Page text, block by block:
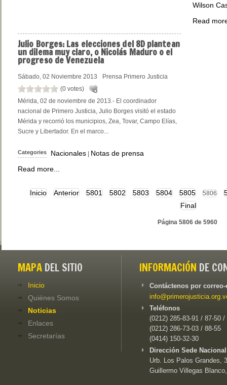
Wilson
Read
Julio Borges: Las elecciones del 8D plantean
un dilema muy claro, o Nicolás Maduro o el
progreso de Venezuela
Sábado, 02 Noviembre 2013
Prensa Primero Justicia
(0 votes)
Mérida, 02 de noviembre de 2013.- El coordinador
nacional de Primero Justicia, Julio Borges visitó el estado
Mérida y recorrió los municipios, Zea, Tovar, Campo Elías,
Sucre y Libertador. En el marco...
Categories Nacionales
Notas de prensa
Read more...
Inicio Anterior 5801 5802 5803 5804 5805 5806
Final
Página 5806 de 5960
MAPA DEL SITIO
Inicio
Quiénes Somos
Noticias
Enlaces
Secretarías
INFORMACIÓN DE
Contáctenos por
Teléfonos
(0212) 285-83-91 / 87-50 /
(0212) 286-73-03 / 88-55
(0414) 150-32-30
Dirección Sede
Urb. Los Palos Grandes,
Guillermo Villegas